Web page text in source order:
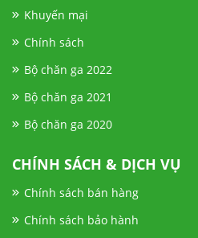
Khuyến mại
Chính sách
Bộ chăn ga 2022
Bộ chăn ga 2021
Bộ chăn ga 2020
CHÍNH SÁCH & DỊCH VỤ
Chính sách bán hàng
Chính sách bảo hành